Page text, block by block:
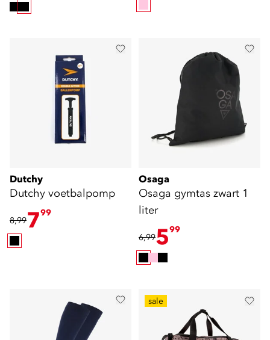
Dutchy
Dutchy voetbalpomp
8,99799
Osaga
Osaga gymtas zwart 1
liter
6,99599
sale